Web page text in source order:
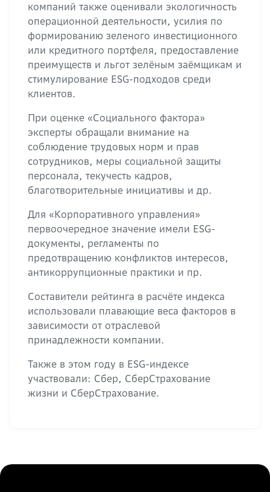
компаний также оценивали экологичность
операционной деятельности, усилия по
формированию зеленого инвестиционного
или кредитного портфеля, предоставление
преимуществ и льгот зелёным заёмщикам и
стимулирование ESG-подходов среди
клиентов.
При оценке «Социального фактора»
эксперты обращали внимание на
соблюдение трудовых норм и прав
сотрудников, меры социальной защиты
персонала, текучесть кадров,
благотворительные инициативы и др.
Для «Корпоративного управления»
первоочередное значение имели ESG-
документы, регламенты по
предотвращению конфликтов интересов,
антикоррупционные практики и пр.
Составители рейтинга в расчёте индекса
использовали плавающие веса факторов в
зависимости от отраслевой
принадлежности компании.
Также в этом году в ESG-индексе
участвовали: Сбер, СберСтрахование
жизни и СберСтрахование.